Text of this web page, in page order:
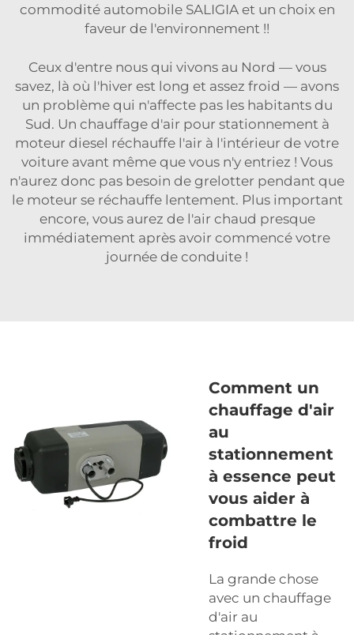
commodité automobile SALIGIA et un choix en
faveur de l'environnement !!
Ceux d'entre nous qui vivons au Nord — vous
savez, là où l'hiver est long et assez froid — avons
un problème qui n'affecte pas les habitants du
Sud. Un chauffage d'air pour stationnement à
moteur diesel réchauffe l'air à l'intérieur de votre
voiture avant même que vous n'y entriez ! Vous
n'aurez donc pas besoin de grelotter pendant que
le moteur se réchauffe lentement. Plus important
encore, vous aurez de l'air chaud presque
immédiatement après avoir commencé votre
journée de conduite !
Comment un
chauffage d'air
au
stationnement
à essence peut
vous aider à
combattre le
froid
La grande chose
avec un chauffage
d'air au